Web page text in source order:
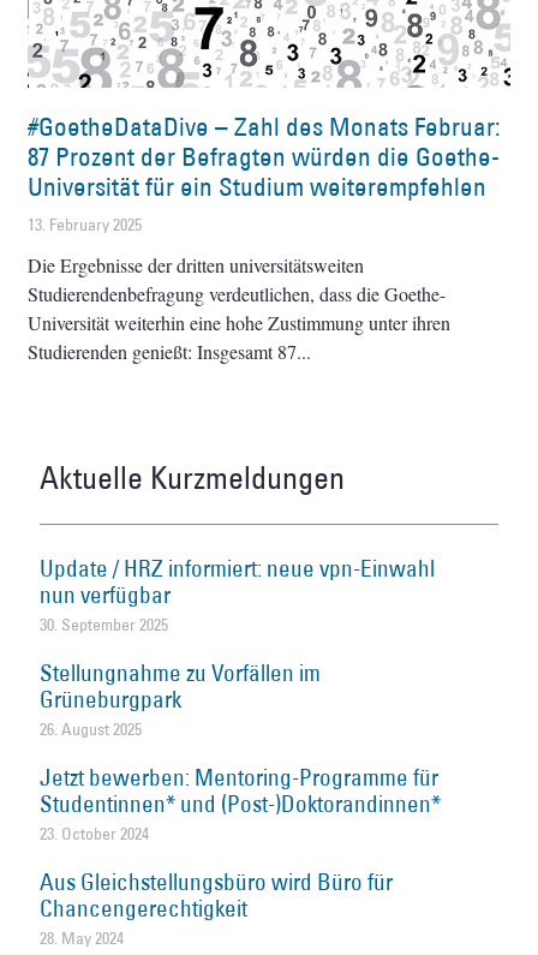
#GoetheDataDive – Zahl des Monats Februar:
87 Prozent der Befragten würden die Goethe-
Universität für ein Studium weiterempfehlen
13. February 2025
Die Ergebnisse der dritten universitätsweiten
Studierendenbefragung verdeutlichen, dass die Goethe-
Universität weiterhin eine hohe Zustimmung unter ihren
Studierenden genießt: Insgesamt 87
Aktuelle Kurzmeldungen
Update / HRZ informiert: neue vpn-Einwahl
nun verfügbar
30. September 2025
Stellungnahme zu Vorfällen im
Grüneburgpark
26. August 2025
Jetzt bewerben: Mentoring-Programme für
Studentinnen* und (Post-)Doktorandinnen*
23. October 2024
Aus Gleichstellungsbüro wird Büro für
Chancengerechtigkeit
28. May 2024